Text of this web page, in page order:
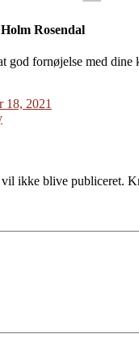
Rosendal
god fornøjelse med dine
18, 2021
ikke blive publiceret.